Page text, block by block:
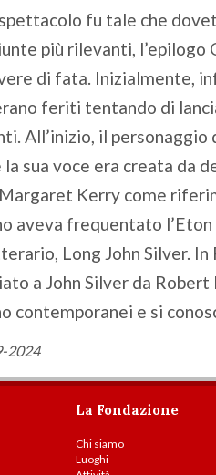
fu tale che
più rilevanti,
di fata. Inizialmente,
feriti tentando di
All’inizio, il
la sua voce era creata da
Kerry come
aveva frequentato
Long John Silver.
a John Silver da Robert
contemporanei e si
2024
La Fondazione
Chi siamo
Luoghi